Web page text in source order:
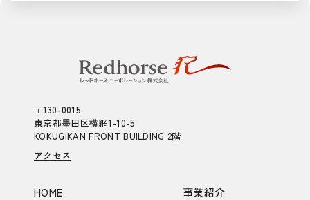
〒130-0015
東京都墨田区横網1-10-5
KOKUGIKAN FRONT BUILDING 2階
アクセス
HOME
事業紹介